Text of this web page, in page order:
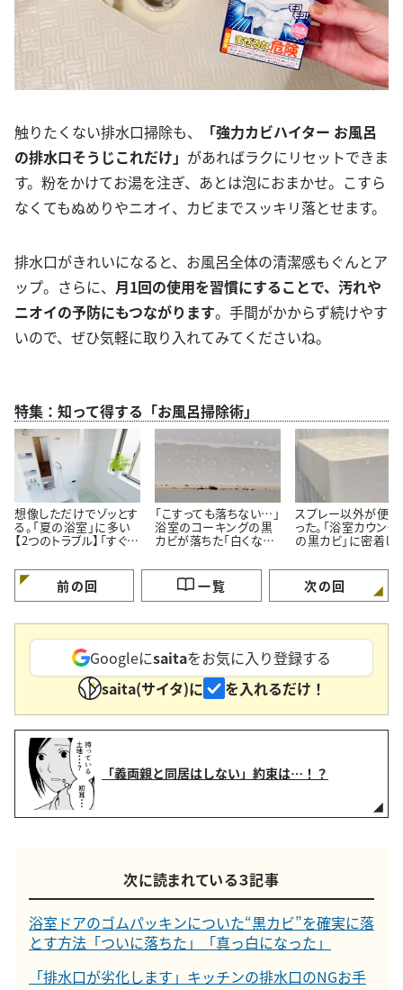
触りたくない排水口掃除も、
「強力カビハイター お風呂
の排水口そうじこれだけ」 があればラクにリセットできま
す。粉をかけてお湯を注ぎ、あとは泡におまかせ。こすら
なくてもぬめりやニオイ、カビまでスッキリ落とせます。
排水口がきれいになると、お風呂全体の清潔感もぐんとア
ップ。さらに、 月1回の使用を習慣にすることで、汚れや
ニオイの予防にもつながります。手間がかからず続けやす
いので、ぜひ気軽に取り入れてみてくださいね。
特集：知って得する「お風呂掃除術」
想像しただけでゾッとす
る。「夏の浴室」に多い
【2つのトラブル】「すぐ対
「こすっても落ちない…」
浴室のコーキングの黒
カビが落ちた「白くなっ
掃除術】
スプレー以外が便
った。「浴室カウンタ
の黒カビ」に密着し
掃除術】
前の回 一覧 次の回
Googleにsaitaをお気に入り登録する
saita(サイタ)に
を入れるだけ！
「義両親と同居はしない」約束は…！？
次に読まれている３記事
浴室ドアのゴムパッキンについた“黒カビ”を確実に落
とす方法「ついに落ちた」「真っ白になった」
「排水口が劣化します」キッチンの排水口のNGお手